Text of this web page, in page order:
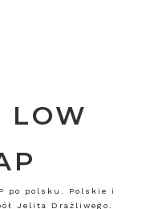
LOW
po polsku. Polskie i
Jelita Drażliwego.